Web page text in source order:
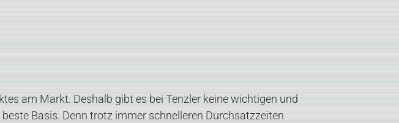
am Markt. Deshalb gibt es bei Tenzler keine wichtigen und
Basis. Denn trotz immer schnelleren Durchsatzzeiten